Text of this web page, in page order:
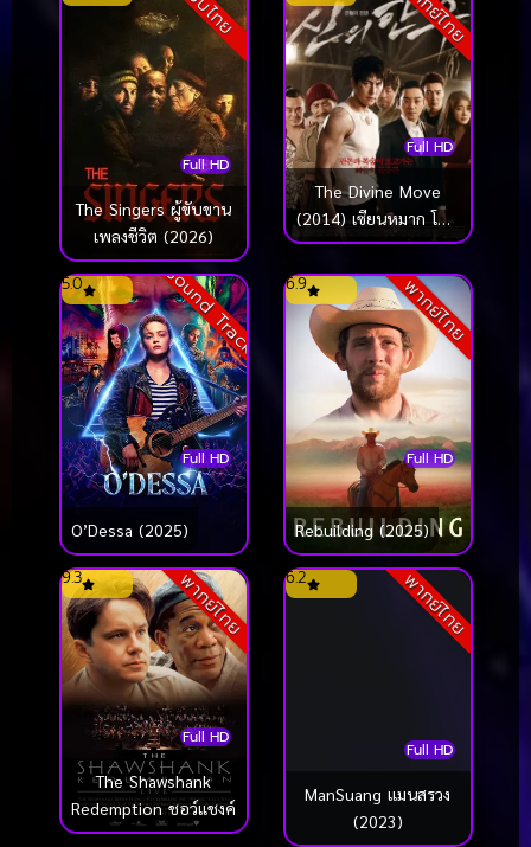
ซับไทย
Full HD
The Singers ผู้ขับขาน
เพลงชีวิต (2026)
Full HD
The Divine Move
(2014) เซียนหมาก โค่น
โคตรเซียน
Sound Track
Full HD
5.0
O’Dessa (2025)
พากย์ไทย
Full HD
6.9
Rebuilding (2025)
พากย์ไทย
Full HD
9.3
The Shawshank
Redemption ชอว์แชงค์
พากย์ไทย
Full HD
6.2
ManSuang แมนสรวง
(2023)